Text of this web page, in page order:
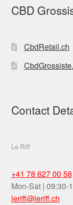
CBD
CbdRetail.ch
Contact
Le Riff
+41 78 627 00 58
Mon-Sat | 09:30-
leriff@leriff.ch